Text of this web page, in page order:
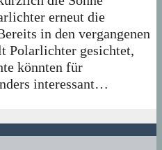
erneut die
in den vergangenen
Polarlichter gesichtet,
könnten für
interessant…